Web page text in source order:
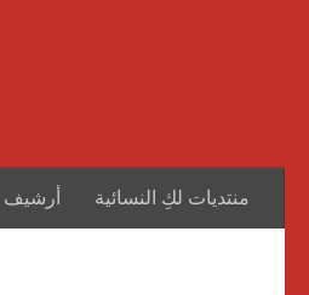
منتديات لكِ النسائية أرشيف